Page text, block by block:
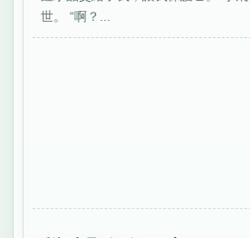
世。 “啊？...